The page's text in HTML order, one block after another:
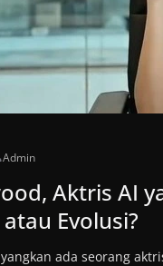
Admin
Aktris AI
Evolusi?
ada seorang